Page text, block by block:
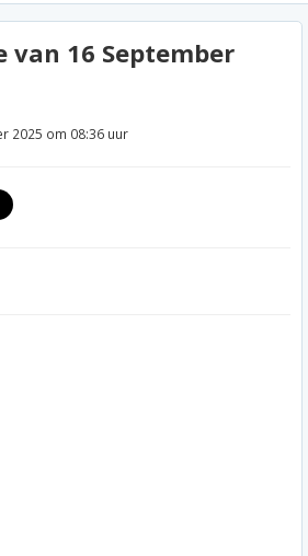
van 16 September
2025 om 08:36 uur